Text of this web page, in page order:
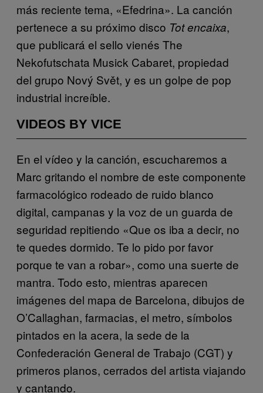
más reciente tema, «Efedrina». La canción
pertenece a su próximo disco Tot encaixa,
que publicará el sello vienés The
Nekofutschata Musick Cabaret, propiedad
del grupo Nový Svět, y es un golpe de pop
industrial increíble.
VIDEOS BY VICE
En el vídeo y la canción, escucharemos a
Marc gritando el nombre de este componente
farmacológico rodeado de ruido blanco
digital, campanas y la voz de un guarda de
seguridad repitiendo «Que os iba a decir, no
te quedes dormido. Te lo pido por favor
porque te van a robar», como una suerte de
mantra. Todo esto, mientras aparecen
imágenes del mapa de Barcelona, dibujos de
O’Callaghan, farmacias, el metro, símbolos
pintados en la acera, la sede de la
Confederación General de Trabajo (CGT) y
primeros planos, cerrados del artista viajando
y cantando.